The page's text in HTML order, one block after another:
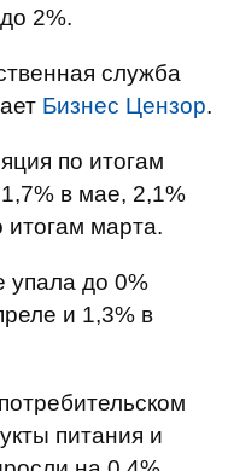
2%.
служба
Бизнес Цензор.
по итогам
в мае, 2,1%
итогам марта.
упала до 0%
и 1,3% в
питания и